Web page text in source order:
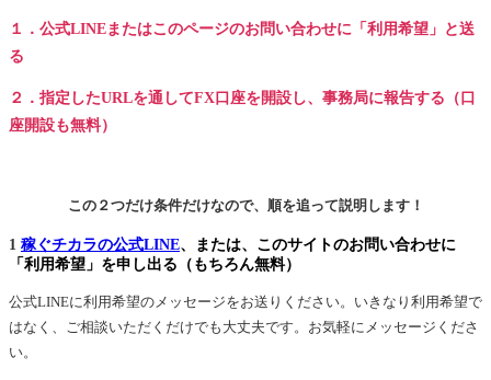
１．公式LINEまたはこのページのお問い合わせに「利用希望」と送
る
２．指定したURLを通してFX口座を開設し、事務局に報告する（口
座開設も無料）
この２つだけ条件だけなので、順を追って説明します！
1 稼ぐチカラの公式LINE、または、このサイトのお問い合わせに
「利用希望」を申し出る（もちろん無料）
公式LINEに利用希望のメッセージをお送りください。いきなり利用希望で
はなく、ご相談いただくだけでも大丈夫です。お気軽にメッセージくださ
い。